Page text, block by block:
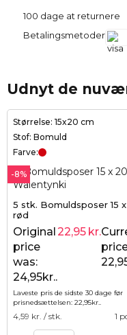
100 dage at returnere
Betalingsmetoder
Udnyt de
Størrelse: 15x20 cm
Stof: Bomuld
Farve:
-8%
5 stk. Bomuldsposer 15
rød
Original
price
was:
24,95kr..
22,95 kr.
Laveste pris de sidste 30 dage før
prisnedsættelsen: 22,95kr..
4,59 kr. / stk. 1